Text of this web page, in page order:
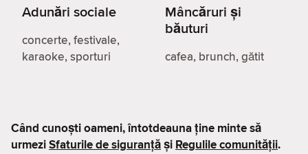
Adunări sociale
concerte, festivale,
karaoke, sporturi
Mâncăruri și
băuturi
cafea, brunch, gătit
Când cunoști oameni, întotdeauna ține minte să
urmeziSfaturile de siguranțăși Regulile comunității.